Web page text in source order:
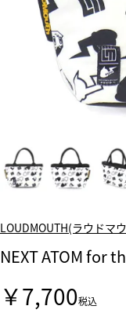
LOUDMOUTH(ラウドマ
NEXT ATOM for
￥7,700税込